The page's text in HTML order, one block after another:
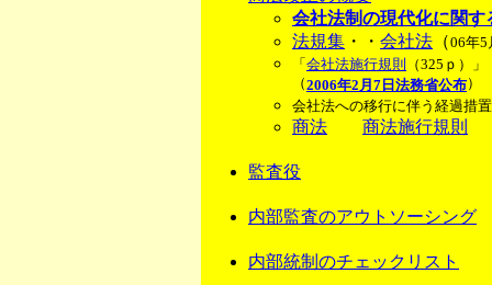
会社法制の現代化に関す
法規集 ・・ 会社法 （06年5
「 会社法施行規則 （325ｐ）」
（2006年2月7日法務省公布）
会社法への移行に伴う経過措
商法 商法施行規則
監査役
内部監査のアウトソーシング
内部統制のチェックリスト